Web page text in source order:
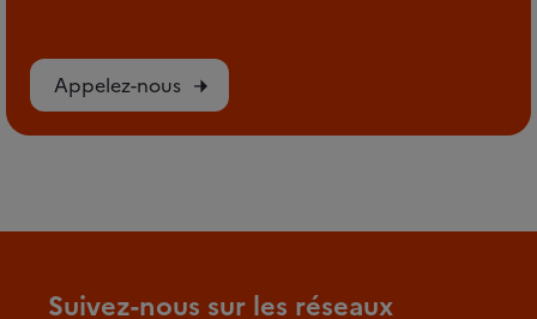
Appelez-nous
Suivez-nous sur les réseaux